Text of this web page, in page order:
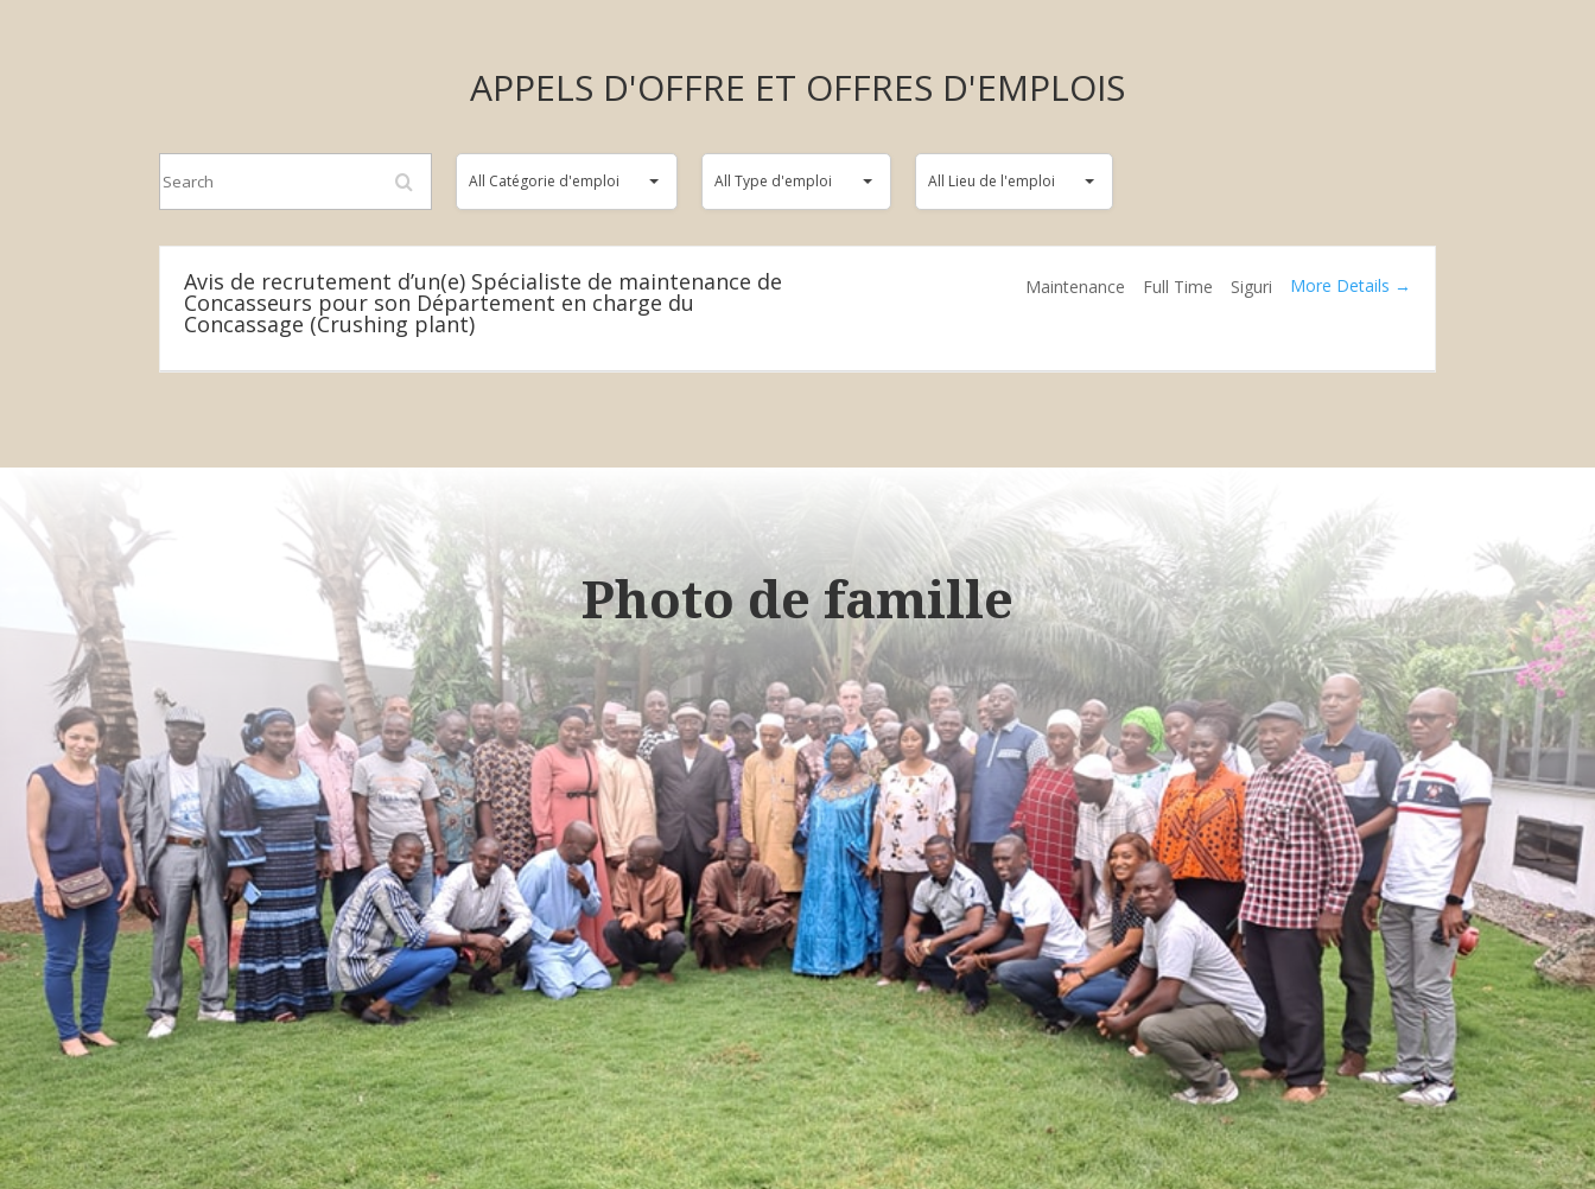
APPELS D'OFFRE ET OFFRES D'EMPLOIS
Catégorie
All Catégorie d'emploi
Type
All Type d'emploi
Lieu
l'emploi
All Lieu de l'emploi
Avis de recrutement d’un(e) Spécialiste de maintenance de
Concasseurs pour son Département en charge du
Concassage (Crushing plant)
Maintenance Full Time Siguri More Details
Photo de famille